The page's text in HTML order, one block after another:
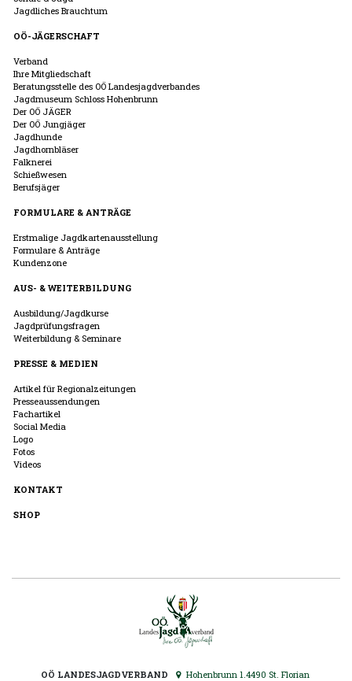
Jagdliches Brauchtum
OÖ-JÄGERSCHAFT
Verband
Ihre Mitgliedschaft
Beratungsstelle des OÖ Landesjagdverbandes
Jagdmuseum Schloss Hohenbrunn
Der OÖ JÄGER
Der OÖ Jungjäger
Jagdhunde
Jagdhornbläser
Falknerei
Schießwesen
Berufsjäger
FORMULARE & ANTRÄGE
Erstmalige Jagdkartenausstellung
Formulare & Anträge
Kundenzone
AUS- & WEITERBILDUNG
Ausbildung/Jagdkurse
Jagdprüfungsfragen
Weiterbildung & Seminare
PRESSE & MEDIEN
Artikel für Regionalzeitungen
Presseaussendungen
Fachartikel
Social Media
Logo
Fotos
Videos
KONTAKT
SHOP
OÖ LANDESJAGDVERBAND Hohenbrunn 1.4490 St. Florian